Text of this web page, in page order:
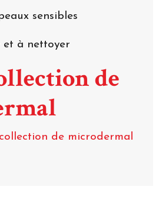
sensibles
et à nettoyer
de
de microdermal